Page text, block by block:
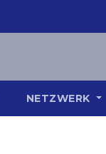
NETZWERK